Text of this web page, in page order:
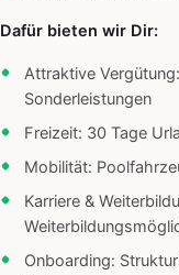
Dafür bieten wir Dir:
Attraktive
Sonderleistungen
Freizeit: 30 Tage
Mobilität:
Karriere &
Onboarding: